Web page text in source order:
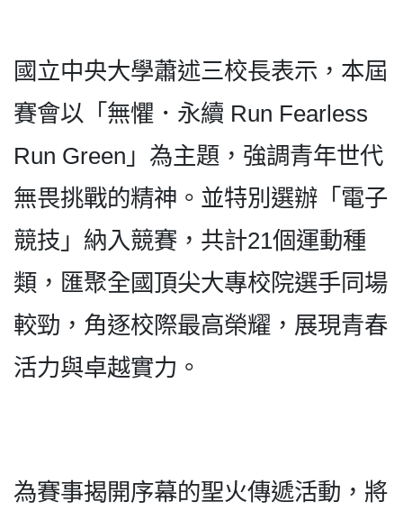
國立中央大學蕭述三校長表示，本屆
賽會以「無懼．永續 Run Fearless
Run Green」為主題，強調青年世代
無畏挑戰的精神。並特別選辦「電子
競技」納入競賽，共計21個運動種
類，匯聚全國頂尖大專校院選手同場
較勁，角逐校際最高榮耀，展現青春
活力與卓越實力。
為賽事揭開序幕的聖火傳遞活動，將